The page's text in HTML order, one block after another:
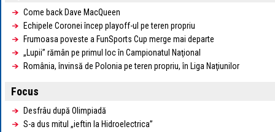
Come back Dave MacQueen
Echipele Coronei încep playoff-ul pe teren propriu
Frumoasa poveste a FunSports Cup merge mai departe
„Lupii” rămân pe primul loc în Campionatul Naţional
România, învinsă de Polonia pe teren propriu, în Liga Naţiunilor
Focus
Desfrâu după Olimpiadă
S-a dus mitul „ieftin la Hidroelectrica”